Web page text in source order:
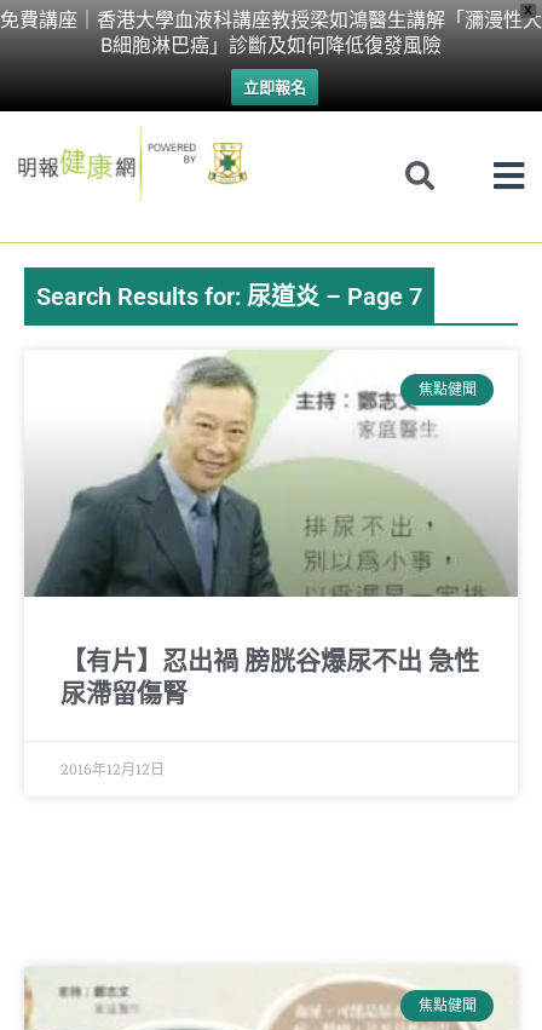
X
免費講座｜香港大學血液科講座教授梁如鴻醫生講解「瀰漫性大
B細胞淋巴癌」診斷及如何降低復發風險
立即報名
Skip
Search Results for: 尿道炎 – Page 7
焦點健聞
【有片】忍出禍 膀胱谷爆尿不出 急性
尿滯留傷腎
2016年12月12日
焦點健聞
Page PagePagePage